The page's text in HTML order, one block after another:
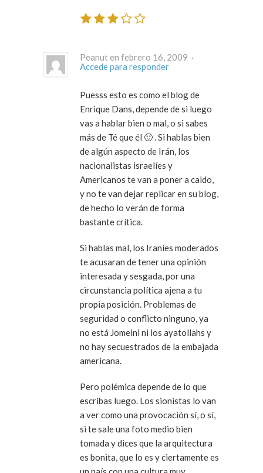
Peanut en febrero 16, 2009 ·
Accede para responder
Puesss esto es como el blog de
Enrique Dans, depende de si luego
vas a hablar bien o mal, o si sabes
más de Té que él 🙂 . Si hablas bien
de algún aspecto de Irán, los
nacionalistas israelíes y
Americanos te van a poner a caldo,
y no te van dejar replicar en su blog,
de hecho lo verán de forma
bastante crítica.
Si hablas mal, los Iraníes moderados
te acusaran de tener una opinión
interesada y sesgada, por una
circunstancia política ajena a tu
propia posición. Problemas de
seguridad o conflicto ninguno, ya
no está Jomeini ni los ayatollahs y
no hay secuestrados de la embajada
americana.
Pero polémica depende de lo que
escribas luego. Los sionistas lo van
a ver como una provocación sí, o sí,
si te sale una foto medio bien
tomada y dices que la arquitectura
es bonita, que lo es y ciertamente es